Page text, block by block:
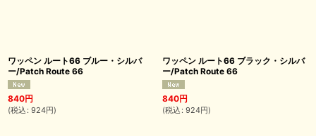
ワッペン ルート66 ブルー・シルバ
ー/Patch Route 66
840円
(税込 : 924円)
ワッペン ルート66 ブラック・シルバ
ー/Patch Route 66
840円
(税込 : 924円)